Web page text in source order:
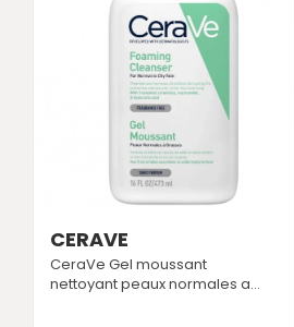
CERAVE
CeraVe Gel moussant
nettoyant peaux normales a...